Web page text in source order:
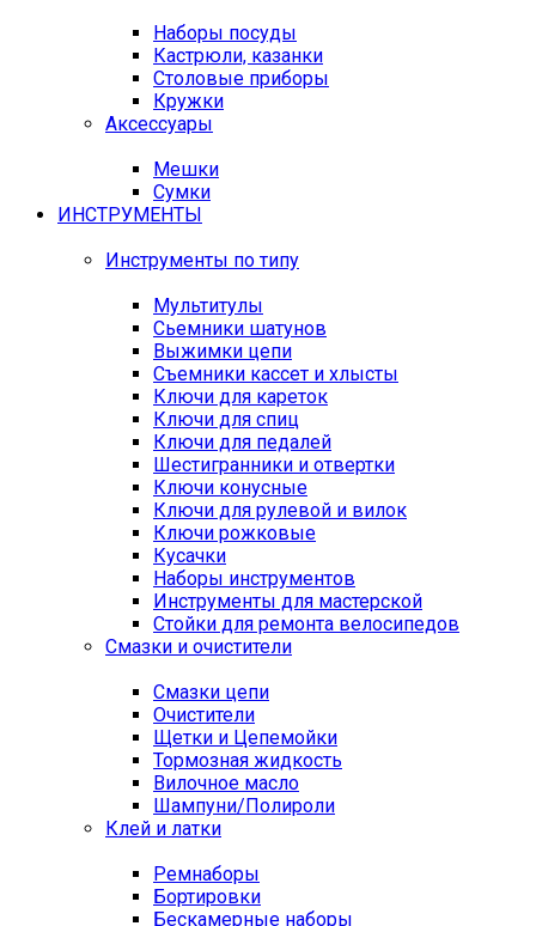
Наборы посуды
Кастрюли, казанки
Столовые приборы
Кружки
Аксессуары
Мешки
Сумки
ИНСТРУМЕНТЫ
Инструменты по типу
Мультитулы
Сьемники шатунов
Выжимки цепи
Съемники кассет и хлысты
Ключи для кареток
Ключи для спиц
Ключи для педалей
Шестигранники и отвертки
Ключи конусные
Ключи для рулевой и вилок
Ключи рожковые
Кусачки
Наборы инструментов
Инструменты для мастерской
Стойки для ремонта велосипедов
Смазки и очистители
Смазки цепи
Очистители
Щетки и Цепемойки
Тормозная жидкость
Вилочное масло
Шампуни/Полироли
Клей и латки
Ремнаборы
Бортировки
Бескамерные наборы